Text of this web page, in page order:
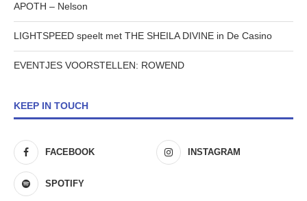
APOTH – Nelson
LIGHTSPEED speelt met THE SHEILA DIVINE in De Casino
EVENTJES VOORSTELLEN: ROWEND
KEEP IN TOUCH
FACEBOOK INSTAGRAM
SPOTIFY